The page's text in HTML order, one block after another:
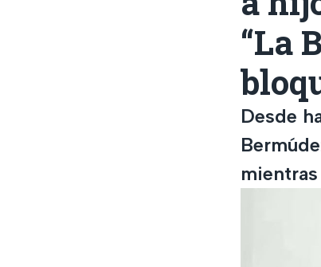
“La
Desde